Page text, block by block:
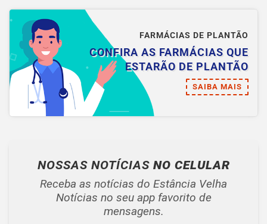
FARMÁCIAS DE PLANTÃO
CONFIRA AS FARMÁCIAS QUE
ESTARÃO DE PLANTÃO
SAIBA MAIS
NOSSAS NOTÍCIAS NO CELULAR
Receba as notícias do Estância Velha
Notícias no seu app favorito de
mensagens.